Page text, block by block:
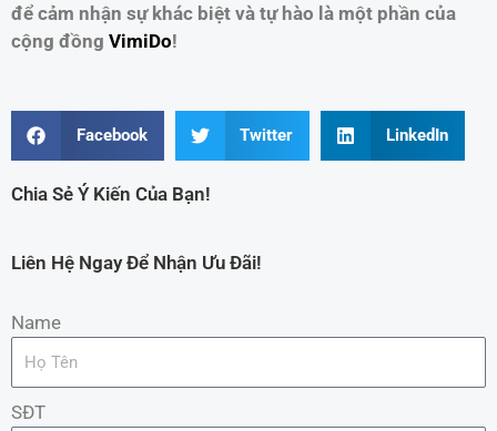
để cảm nhận sự khác biệt và tự hào là một phần của
cộng đồng VimiDo!
Facebook Twitter LinkedIn
Chia Sẻ Ý Kiến Của Bạn!
Liên Hệ Ngay Để Nhận Ưu Đãi!
Name
SĐT